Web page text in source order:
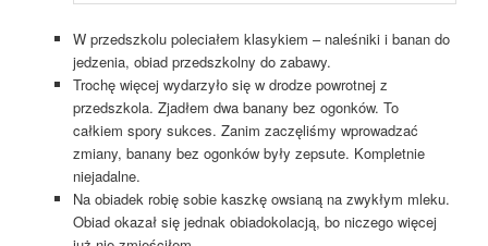
W przedszkolu poleciałem klasykiem – naleśniki i banan do
jedzenia, obiad przedszkolny do zabawy.
Trochę więcej wydarzyło się w drodze powrotnej z
przedszkola. Zjadłem dwa banany bez ogonków. To
całkiem spory sukces. Zanim zaczęliśmy wprowadzać
zmiany, banany bez ogonków były zepsute. Kompletnie
niejadalne.
Na obiadek robię sobie kaszkę owsianą na zwykłym mleku.
Obiad okazał się jednak obiadokolacją, bo niczego więcej